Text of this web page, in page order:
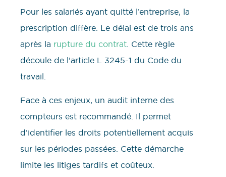
Pour les salariés ayant quitté l’entreprise, la
prescription diffère. Le délai est de trois ans
après la rupture du contrat. Cette règle
découle de l’article L 3245-1 du Code du
travail.
Face à ces enjeux, un audit interne des
compteurs est recommandé. Il permet
d’identifier les droits potentiellement acquis
sur les périodes passées. Cette démarche
limite les litiges tardifs et coûteux.